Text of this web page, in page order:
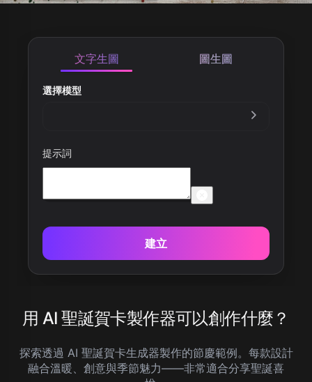
文字生圖 圖生圖
選擇模型
提示詞
建立
用 AI 聖誕賀卡製作器可以創作什麼？
探索透過 AI 聖誕賀卡生成器製作的節慶範例。每款設計
融合溫暖、創意與季節魅力——非常適合分享聖誕喜